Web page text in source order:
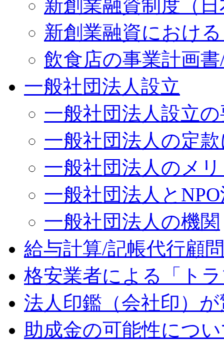
新創業融資制度（
新創業融資におけ
飲食店の事業計画
一般社団法人設立
一般社団法人設立
一般社団法人の定
一般社団法人のメ
一般社団法人と
一般社団法人の機関
給与計算/記帳代行顧問
格安業者による「ト
法人印鑑（会社印）
助成金の可能性につ